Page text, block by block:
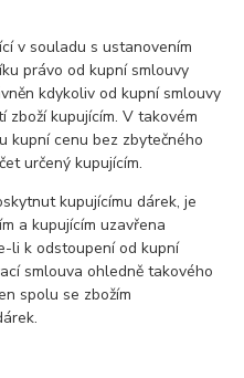
v souladu s ustanovením
právo od kupní smlouvy
kdykoliv od kupní smlouvy
kupujícím. V takovém
kupní cenu bez zbytečného
určený kupujícím.
kupujícímu dárek, je
a kupujícím uzavřena
li k odstoupení od kupní
smlouva ohledně takového
spolu se zbožím